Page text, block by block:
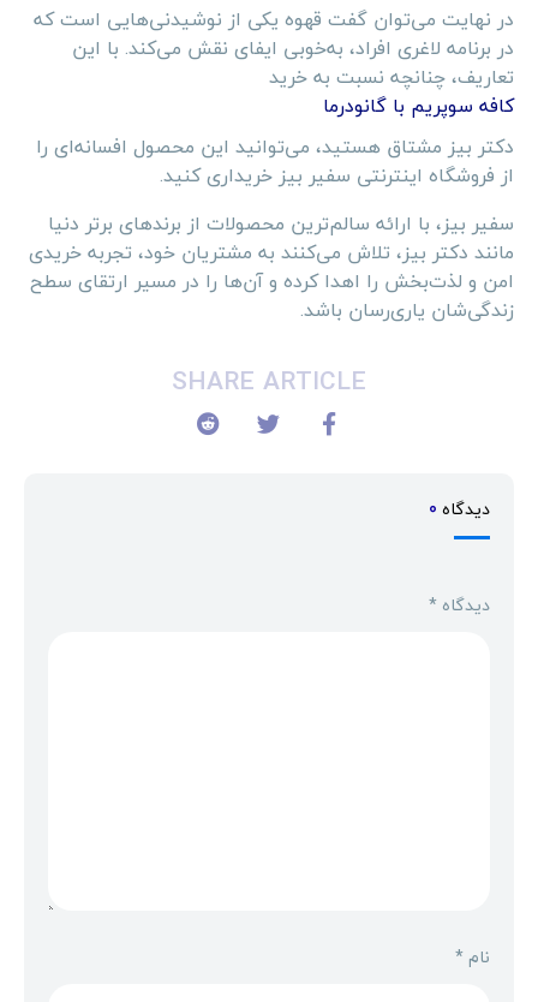
در نهایت می‌توان گفت قهوه یکی از نوشیدنی‌هایی است که
در برنامه لاغری افراد، به‌خوبی ایفای نقش می‌کند. با این
تعاریف، چنانچه نسبت به خرید
کافه سوپریم با گانودرما
دکتر بیز مشتاق هستید، می‌توانید این محصول افسانه‌ای را
از فروشگاه اینترنتی سفیر بیز خریداری کنید.
سفیر بیز، با ارائه سالم‌ترین محصولات از برندهای برتر دنیا
مانند دکتر بیز، تلاش می‌کنند به مشتریان خود، تجربه خریدی
امن و لذت‌بخش را اهدا کرده و آن‌ها را در مسیر ارتقای سطح
زندگی‌شان یاری‌رسان باشد.
SHARE ARTICLE
دیدگاه 0
دیدگاه *
نام*